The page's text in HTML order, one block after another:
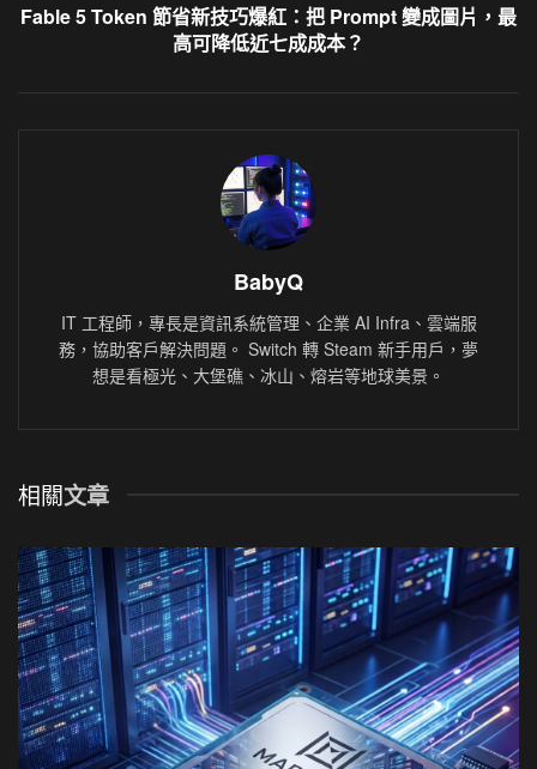
Fable 5 Token 節省新技巧爆紅：把 Prompt 變成圖片，最
高可降低近七成成本？
BabyQ
IT 工程師，專長是資訊系統管理、企業 AI Infra、雲端服
務，協助客戶解決問題。 Switch 轉 Steam 新手用戶，夢
想是看極光、大堡礁、冰山、熔岩等地球美景。
相關文章